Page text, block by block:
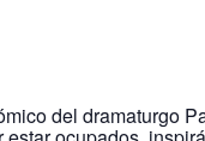
del dramaturgo